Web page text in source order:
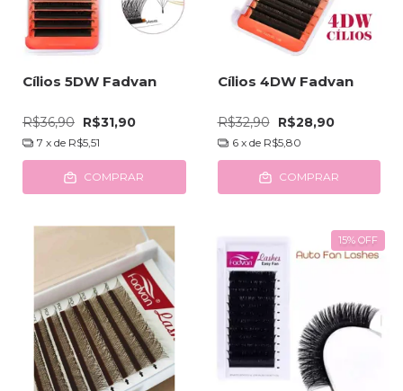
Cílios 5DW Fadvan
R$36,90 R$31,90
7 x de R$5,51
COMPRAR
Cílios 4DW Fadvan
R$32,90 R$28,90
6 x de R$5,80
COMPRAR
15% OFF